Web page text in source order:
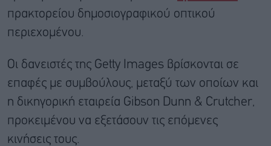
πρακτορείου δημοσιογραφικού οπτικού
περιεχομένου.
Οι δανειστές της Getty Images βρίσκονται σε
επαφές με συμβούλους, μεταξύ των οποίων και
η δικηγορική εταιρεία Gibson Dunn & Crutcher,
προκειμένου να εξετάσουν τις επόμενες
κινήσεις τους.